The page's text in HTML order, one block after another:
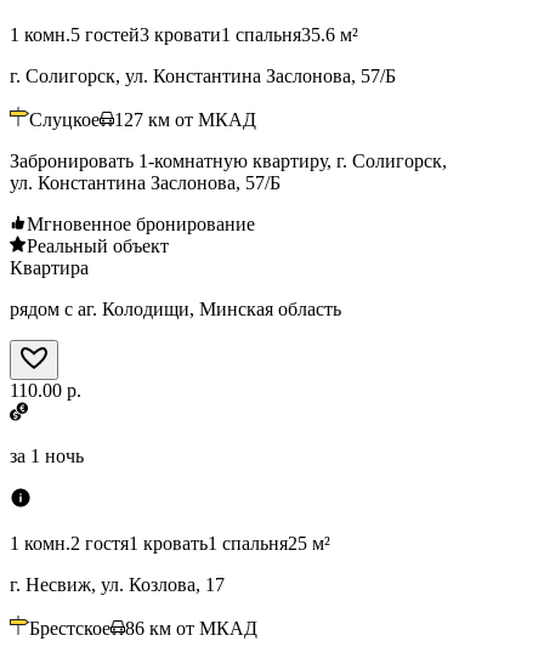
1 комн.5 гостей3 кровати1 спальня35.6 м²
г. Солигорск, ул. Константина Заслонова, 57/Б
Слуцкое 127 км от МКАД
Забронировать 1-комнатную квартиру, г. Солигорск,
ул. Константина Заслонова, 57/Б
Мгновенное бронирование
Реальный объект
Квартира
рядом с аг. Колодищи, Минская область
110.00 р.
за 1 ночь
1 комн.2 гостя1 кровать1 спальня25 м²
г. Несвиж, ул. Козлова, 17
Брестское 86 км от МКАД